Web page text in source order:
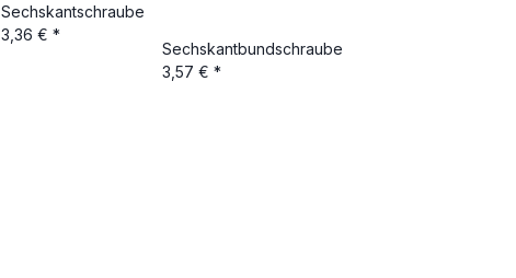
Sechskantschraube
3,36 € *
Sechskantbundschraube
3,57 € *